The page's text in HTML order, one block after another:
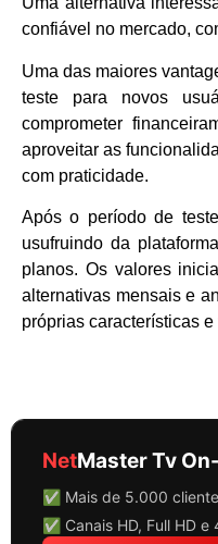
confiável no mercado,
Uma das maiores
teste para novos
comprometer
aproveitar as
com praticidade.
Após o período de
usufruindo da
planos. Os valores
alternativas mensais e
próprias características e
NetMaster Tv
✅ Mais de 5.000
✅ Canais HD, Full HD